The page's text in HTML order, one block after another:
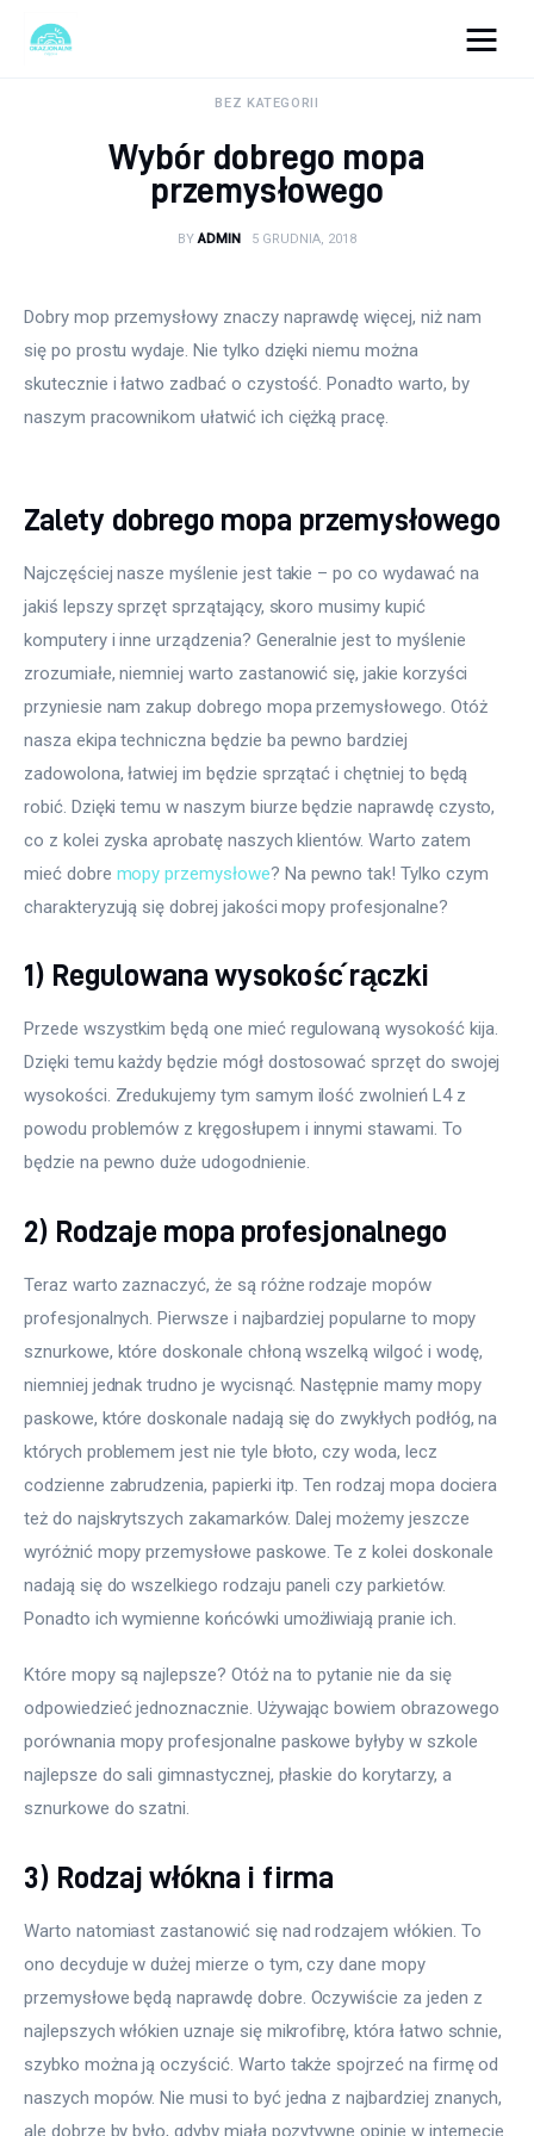
Turystyka
Uroda
BEZ KATEGORII
Wybór dobrego mopa
przemysłowego
BY ADMIN 5 GRUDNIA, 2018
Dobry mop przemysłowy znaczy naprawdę więcej, niż nam
się po prostu wydaje. Nie tylko dzięki niemu można
skutecznie i łatwo zadbać o czystość. Ponadto warto, by
naszym pracownikom ułatwić ich ciężką pracę.
Zalety dobrego mopa przemysłowego
Najczęściej nasze myślenie jest takie – po co wydawać na
jakiś lepszy sprzęt sprzątający, skoro musimy kupić
komputery i inne urządzenia? Generalnie jest to myślenie
zrozumiałe, niemniej warto zastanowić się, jakie korzyści
przyniesie nam zakup dobrego mopa przemysłowego. Otóż
nasza ekipa techniczna będzie ba pewno bardziej
zadowolona, łatwiej im będzie sprzątać i chętniej to będą
robić. Dzięki temu w naszym biurze będzie naprawdę czysto,
co z kolei zyska aprobatę naszych klientów. Warto zatem
mieć dobre mopy przemysłowe? Na pewno tak! Tylko czym
charakteryzują się dobrej jakości mopy profesjonalne?
1) Regulowana wysokość rączki
Przede wszystkim będą one mieć regulowaną wysokość kija.
Dzięki temu każdy będzie mógł dostosować sprzęt do swojej
wysokości. Zredukujemy tym samym ilość zwolnień L4 z
powodu problemów z kręgosłupem i innymi stawami. To
będzie na pewno duże udogodnienie.
2) Rodzaje mopa profesjonalnego
Teraz warto zaznaczyć, że są różne rodzaje mopów
profesjonalnych. Pierwsze i najbardziej popularne to mopy
sznurkowe, które doskonale chłoną wszelką wilgoć i wodę,
niemniej jednak trudno je wycisnąć. Następnie mamy mopy
paskowe, które doskonale nadają się do zwykłych podłóg, na
których problemem jest nie tyle błoto, czy woda, lecz
codzienne zabrudzenia, papierki itp. Ten rodzaj mopa dociera
też do najskrytszych zakamarków. Dalej możemy jeszcze
wyróżnić mopy przemysłowe paskowe. Te z kolei doskonale
nadają się do wszelkiego rodzaju paneli czy parkietów.
Ponadto ich wymienne końcówki umożliwiają pranie ich.
Które mopy są najlepsze? Otóż na to pytanie nie da się
odpowiedzieć jednoznacznie. Używając bowiem obrazowego
porównania mopy profesjonalne paskowe byłyby w szkole
najlepsze do sali gimnastycznej, płaskie do korytarzy, a
sznurkowe do szatni.
3) Rodzaj włókna i firma
Warto natomiast zastanowić się nad rodzajem włókien. To
ono decyduje w dużej mierze o tym, czy dane mopy
przemysłowe będą naprawdę dobre. Oczywiście za jeden z
najlepszych włókien uznaje się mikrofibrę, która łatwo schnie,
szybko można ją oczyścić. Warto także spojrzeć na firmę od
naszych mopów. Nie musi to być jedna z najbardziej znanych,
ale dobrze by było, gdyby miała pozytywne opinie w internecie.